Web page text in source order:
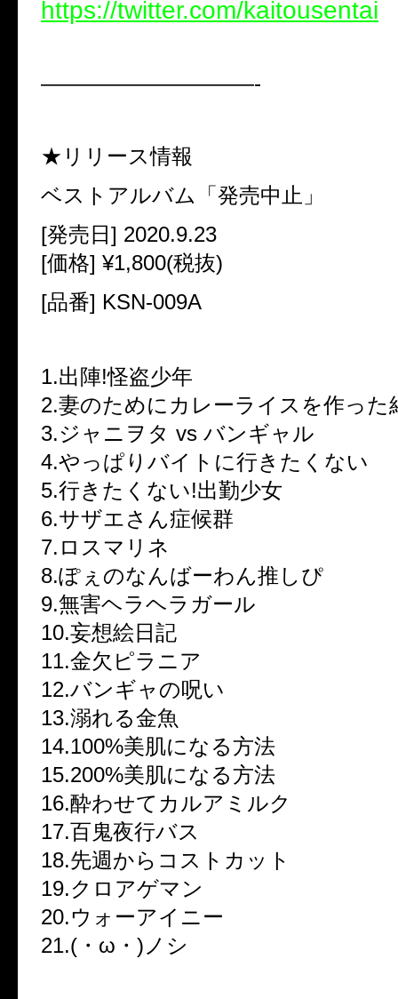
https://twitter.com/kaitousentai
——————————-
★リリース情報
ベストアルバム「発売中止」
[発売日] 2020.9.23
[価格] ¥1,800(税抜)
[品番] KSN-009A
1.出陣!怪盗少年
2.妻のためにカレーライスを作った
3.ジャニヲタ vs バンギャル
4.やっぱりバイトに行きたくない
5.行きたくない!出勤少女
6.サザエさん症候群
7.ロスマリネ
8.ぽぇのなんばーわん推しぴ
9.無害ヘラヘラガール
10.妄想絵日記
11.金欠ピラニア
12.バンギャの呪い
13.溺れる金魚
14.100%美肌になる方法
15.200%美肌になる方法
16.酔わせてカルアミルク
17.百鬼夜行バス
18.先週からコストカット
19.クロアゲマン
20.ウォーアイニー
21.(・ω・)ノシ